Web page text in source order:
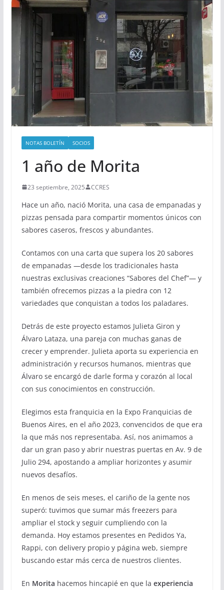
NOTAS BOLETÍN SOCIOS
1 año de Morita
23 septiembre, 2025 CCRES
Hace un año, nació Morita, una casa de empanadas y
pizzas pensada para compartir momentos únicos con
sabores caseros, frescos y abundantes.
Contamos con una carta que supera los 20 sabores
de empanadas —desde los tradicionales hasta
nuestras exclusivas creaciones “Sabores del Chef”— y
también ofrecemos pizzas a la piedra con 12
variedades que conquistan a todos los paladares.
Detrás de este proyecto estamos Julieta Giron y
Álvaro Lataza, una pareja con muchas ganas de
crecer y emprender. Julieta aporta su experiencia en
administración y recursos humanos, mientras que
Álvaro se encargó de darle forma y corazón al local
con sus conocimientos en construcción.
Elegimos esta franquicia en la Expo Franquicias de
Buenos Aires, en el año 2023, convencidos de que era
la que más nos representaba. Así, nos animamos a
dar un gran paso y abrir nuestras puertas en Av. 9 de
Julio 294, apostando a ampliar horizontes y asumir
nuevos desafíos.
En menos de seis meses, el cariño de la gente nos
superó: tuvimos que sumar más freezers para
ampliar el stock y seguir cumpliendo con la
demanda. Hoy estamos presentes en Pedidos Ya,
Rappi, con delivery propio y página web, siempre
buscando estar más cerca de nuestros clientes.
En Morita hacemos hincapié en que la experiencia